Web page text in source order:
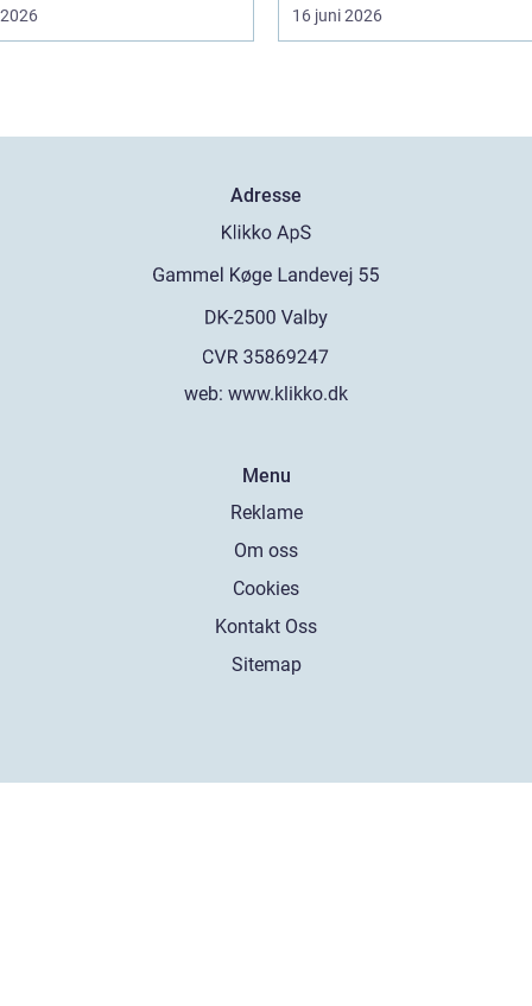
16 juni 2026
Adresse
web: www.klikko.dk
Menu
Reklame
Om oss
Cookies
Kontakt Oss
Sitemap